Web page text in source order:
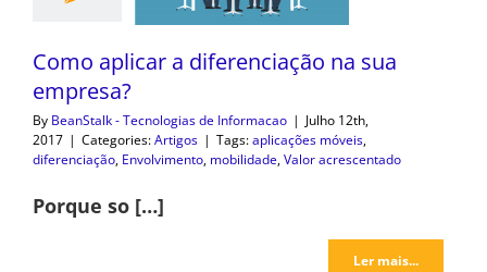
Como aplicar a diferenciação na sua
empresa?
By BeanStalk - Tecnologias de Informacao | Julho 12th,
2017 | Categories:Artigos | Tags:aplicações móveis,
diferenciação, Envolvimento, mobilidade,Valor acrescentado
Porque so […]
Ler mais...